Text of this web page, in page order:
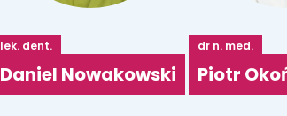
lek. dent.
Daniel Nowakowski
dr n. med.
Piotr